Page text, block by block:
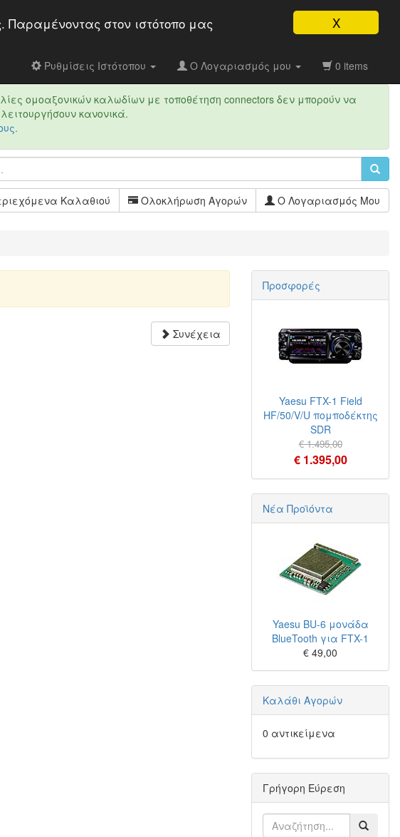
X
Παραμένοντας στον ιστότοπo μας
Ρυθμίσεις Ιστότοπου Ο Λογαριασμός μου 0 items
ομοαξονικών καλωδίων με τοποθέτηση connectors δεν μπορούν να
κανονικά.
Καλαθιού Ολοκλήρωση Αγορών Ο Λογαριασμός Μου
Συνέχεια
Προσφορές
Yaesu FTX-1 Field
HF/50/V/U πομποδέκτης
SDR
€ 1.495,00
€ 1.395,00
Νέα Προϊόντα
Yaesu BU-6 μονάδα
BlueTooth για FTX-1
€ 49,00
Καλάθι Αγορών
0 αντικείμενα
Γρήγορη Εύρεση